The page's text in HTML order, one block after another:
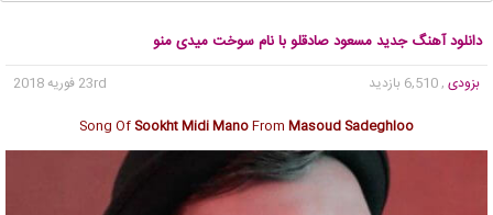
دانلود آهنگ جدید مسعود صادقلو با نام سوخت میدی منو
بزودی , 6,510 بازدید
23rd فوریه 2018
Song Of Sookht Midi ManoFrom Masoud Sadeghloo